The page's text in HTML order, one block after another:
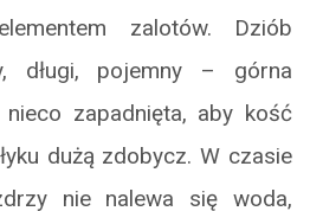
zalotów. Dziób
długi, pojemny – górna
zapadnięta, aby kość
dużą zdobycz. W czasie
nie nalewa się woda,